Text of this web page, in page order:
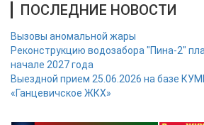
ПОСЛЕДНИЕ НОВОСТИ
Вызовы аномальной жары
Реконструкцию водозабора "Пина-2"
начале 2027 года
Выездной прием 25.06.2026 на базе
«Ганцевичское ЖКХ»